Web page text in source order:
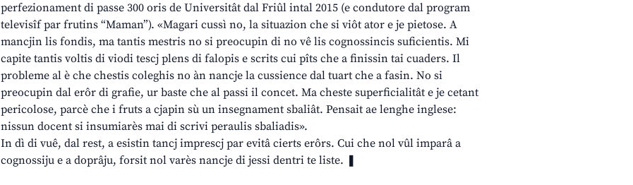
perfezionament di passe 300 oris de Universitât dal Friûl intal 2015 (e condutore dal program
televisîf par frutins “Maman”). «Magari cussì no, la situazion che si viôt ator e je pietose. A
mancjin lis fondis, ma tantis mestris no si preocupin di no vê lis cognossincis suficientis. Mi
capite tantis voltis di viodi tescj plens di falopis e scrits cui pîts che a finissin tai cuaders. Il
probleme al è che chestis coleghis no àn nancje la cussience dal tuart che a fasin. No si
preocupin dal erôr di grafie, ur baste che al passi il concet. Ma cheste superficialitât e je cetant
pericolose, parcè che i fruts a cjapin sù un insegnament sbaliât. Pensait ae lenghe inglese:
nissun docent si insumiarès mai di scrivi peraulis sbaliadis».
In dì di vuê, dal rest, a esistin tancj imprescj par evitâ cierts erôrs. Cui che nol vûl imparâ a
cognossiju e a doprâju, forsit nol varès nancje di jessi dentri te liste. ❚